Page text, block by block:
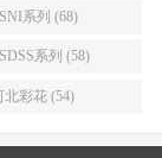
系列 (68)
系列 (58)
北彩花 (54)